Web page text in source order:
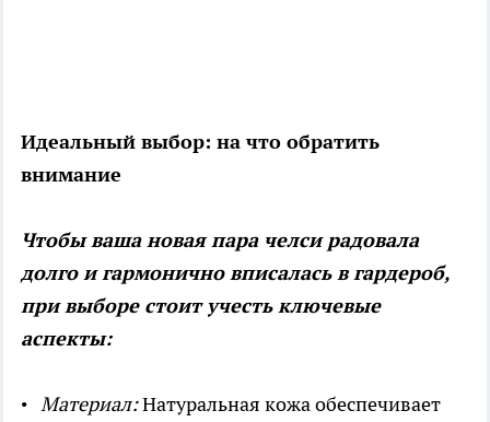
Идеальный выбор: на что обратить
внимание
Чтобы ваша новая пара челси радовала
долго и гармонично вписалась в гардероб,
при выборе стоит учесть ключевые
аспекты:
• Материал:Натуральная кожа обеспечивает